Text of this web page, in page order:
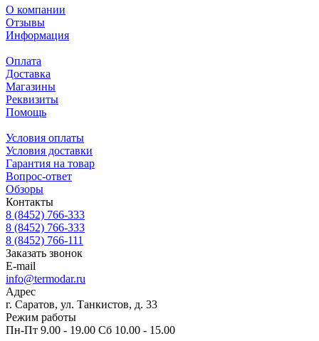
О компании
Отзывы
Информация
Оплата
Доставка
Магазины
Реквизиты
Помощь
Условия оплаты
Условия доставки
Гарантия на товар
Вопрос-ответ
Обзоры
Контакты
8 (8452) 766-333
8 (8452) 766-333
8 (8452) 766-111
Заказать звонок
E-mail
info@termodar.ru
Адрес
г. Саратов, ул. Танкистов, д. 33
Режим работы
Пн-Пт 9.00 - 19.00 Сб 10.00 - 15.00